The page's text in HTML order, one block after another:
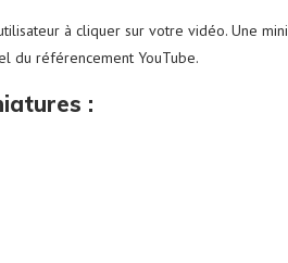
à cliquer sur votre vidéo. Une
du référencement YouTube.
: